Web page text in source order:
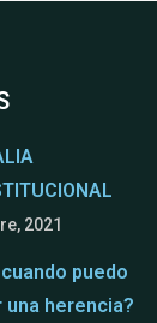
2021
puedo
una herencia?